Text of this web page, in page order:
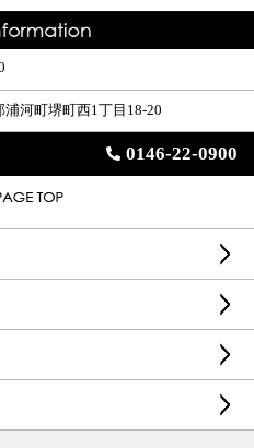
浦河町堺町西1丁目18-20
0146-22-0900